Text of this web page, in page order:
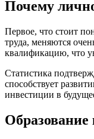
Почему
Первое, что стоит
труда, меняются
квалификацию, что
Статистика
способствует
инвестиции в